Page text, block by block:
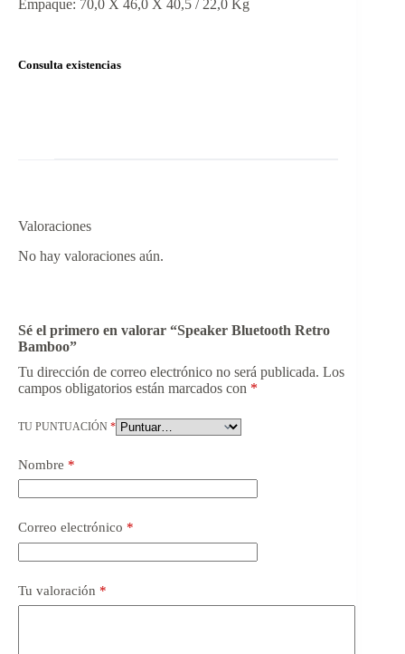
Empaque: 70,0 X 46,0 X 40,5 / 22,0 Kg
Consulta existencias
Valoraciones
No hay valoraciones aún.
Sé el primero en valorar “Speaker Bluetooth Retro
Bamboo”
Tu dirección de correo electrónico no será publicada. Los
campos obligatorios están marcados con *
TU PUNTUACIÓN *
Nombre *
Correo electrónico *
Tu valoración *